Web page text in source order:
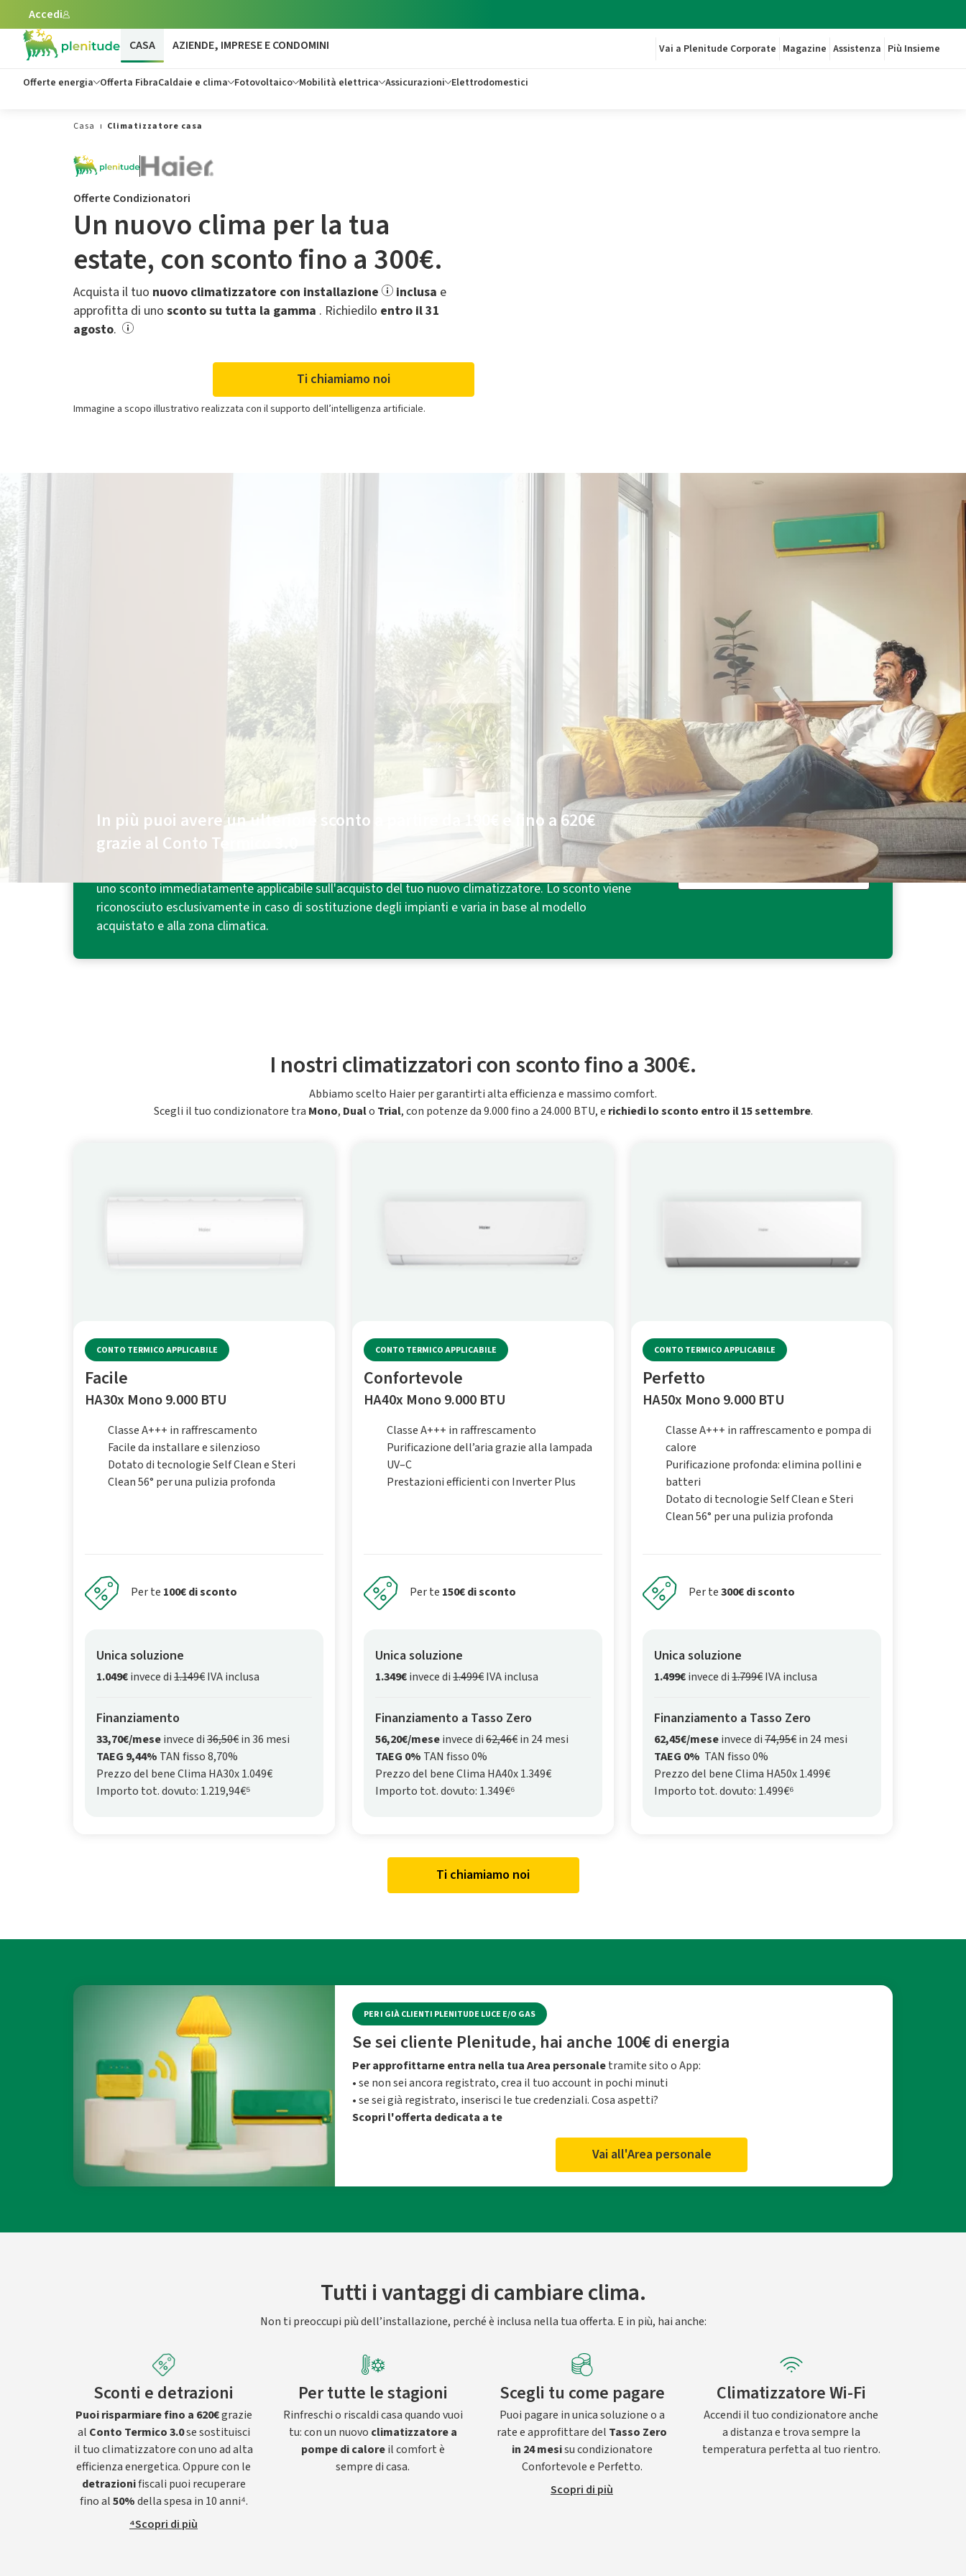
Vai al contenuto principale
Accedi
CASA
Offerte energia Offerta FibraCaldaie e clima Fotovoltaico Mobilità elettrica Assicurazioni Elettrodomestici
AZIENDE, IMPRESE E CONDOMINI Vai a Plenitude Corporate Magazine Assistenza Più Insieme
Casa Climatizzatore casa
Offerte Condizionatori
Un nuovo clima per la tua
estate,​ con sconto fino a 300€.
Acquista il tuo nuovo climatizzatore con installazione inclusa e
approfitta di uno sconto su tutta la gamma .​ Richiedilo entro il 31
agosto.
Ti chiamiamo noi
Immagine a scopo illustrativo realizzata con il supporto dell’intelligenza artificiale.
di essere contattato e hai:
sul climatizzatore.
climatizzatore e sei già cliente
Plenitude luce e/o gas
di essere contattato e hai:
Fino a 300€ di sconto
¹ sul climatizzatore.
100€ di energiain carta prepagata per le
tue bollette luce e/o gas².
Se acquisti il climatizzatore e
passi a Plenitude luce e/o gas
Fino a 200€ di sconto
Fino a 150€ di sconto in bolletta
(6,25€/mese per fornitura) per 12 mesi³.
In più puoi avere un ulteriore sconto a partire da 190€ e fino a 620€
grazie al Conto Termico 3.0
Con l'incentivo riconosciuto dal Conto Termico 3.0⁴, previsto dal DM 16/02/2016, puoi beneficiare di
uno sconto immediatamente applicabile sull'acquisto del tuo nuovo climatizzatore. Lo sconto viene
riconosciuto esclusivamente in caso di sostituzione degli impianti e varia in base al modello
acquistato e alla zona climatica.
Scopri di più
I nostri climatizzatori con sconto fino a 300€.
Abbiamo scelto Haier per garantirti alta efficienza e massimo comfort.
Scegli il tuo condizionatore tra Mono, Dualo Trial, con potenze da 9.000 fino a 24.000 BTU, e richiedi lo sconto entro il 15 settembre.
CONTO TERMICO APPLICABILE
Facile
HA30x Mono 9.000 BTU
Classe A+++ in raffrescamento
Facile da installare e silenzioso
Dotato di tecnologie Self Clean e Steri
Clean 56° per una pulizia profonda
Per te 100€ di sconto
Unica soluzione
1.049€invece di1.149€IVA inclusa
Finanziamento
33,70€/meseinvece di36,50€in 36 mesi
TAEG 9,44% TAN fisso 8,70%
Prezzo del bene Clima HA30x 1.049€
Importo tot. dovuto: 1.219,94€⁵
CONTO TERMICO APPLICABILE
Confortevole
HA40x Mono 9.000 BTU
Classe A+++ in raffrescamento
Purificazione dell’aria grazie alla lampada
UV–C
Prestazioni efficienti con Inverter Plus
Per te 150€ di sconto
Unica soluzione
1.349€invece di1.499€IVA inclusa
Finanziamento a Tasso Zero
56,20€/meseinvece di62,46€in 24 mesi
TAEG 0% TAN fisso 0%
Prezzo del bene Clima HA40x 1.349€
Importo tot. dovuto: 1.349€⁶
CONTO TERMICO APPLICABILE
Perfetto
HA50x Mono 9.000 BTU
Classe A+++ in raffrescamento e pompa di
calore
Purificazione profonda: elimina pollini e
batteri
Dotato di tecnologie Self Clean e Steri
Clean 56° per una pulizia profonda
Per te300€ di sconto
Unica soluzione
1.499€invece di1.799€IVA inclusa
Finanziamento a Tasso Zero
62,45€/meseinvece di74,95€in 24 mesi
TAEG 0% TAN fisso 0%
Prezzo del bene Clima HA50x 1.499€
Importo tot. dovuto: 1.499€⁶
Ti chiamiamo noi
PER I GIÀ CLIENTI PLENITUDE LUCE E/O GAS
Se sei cliente Plenitude, hai anche 100€ di energia
Per approfittarne entra nella tua Area personaletramite sito o App:
• se non sei ancora registrato, crea il tuo account in pochi minuti
• se sei già registrato, inserisci le tue credenziali. Cosa aspetti?
Scopri l'offerta dedicata a te
Vai all'Area personale
Tutti i vantaggi di cambiare clima.
Non ti preoccupi più dell’installazione, perché è inclusa nella tua offerta. E in più, hai anche:
Sconti e detrazioni
Puoi risparmiare fino a 620€grazie
al Conto Termico 3.0se sostituisci
il tuo climatizzatore con uno ad alta
efficienza energetica. Oppure con le
detrazionifiscali puoi recuperare
fino al50%della spesa in 10 anni⁴.
⁴Scopri di più
Per tutte le stagioni
Rinfreschi o riscaldi casa quando vuoi
tu: con un nuovo climatizzatore a
pompe di caloreil comfort è
sempre di casa.
Scegli tu come pagare
Puoi pagare in unica soluzione o a
rate e approfittare del Tasso Zero
in 24 mesisu condizionatore
Confortevole e Perfetto.
Scopri di più
Climatizzatore Wi-Fi
Accendi il tuo condizionatore anche
a distanza e trova sempre la
temperatura perfetta al tuo rientro.